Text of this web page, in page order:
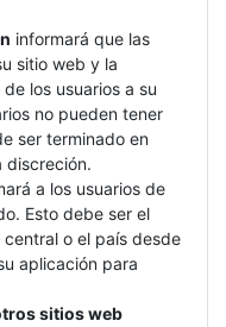
informará que las
sitio web y la
los usuarios a su
no pueden tener
ser terminado en
discreción.
a los usuarios de
Esto debe ser el
o el país desde
aplicación para
sitios web